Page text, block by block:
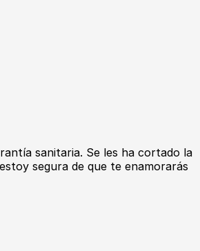
sanitaria. Se les ha cortado la
segura de que te enamorarás